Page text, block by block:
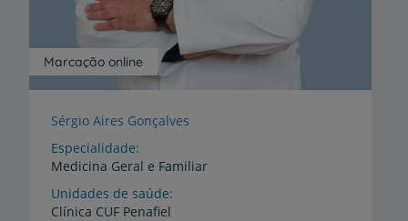
Marcação online
Sérgio Aires Gonçalves
Especialidade
Medicina Geral e Familiar
Unidades de saúde
Clínica CUF Penafiel